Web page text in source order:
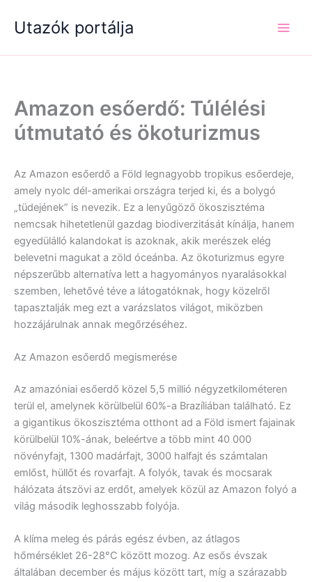
Utazók portálja
Amazon esőerdő: Túlélési
útmutató és ökoturizmus
Az Amazon esőerdő a Föld legnagyobb tropikus esőerdeje,
amely nyolc dél-amerikai országra terjed ki, és a bolygó
„tüdejének” is nevezik. Ez a lenyűgöző ökoszisztéma
nemcsak hihetetlenül gazdag biodiverzitását kínálja, hanem
egyedülálló kalandokat is azoknak, akik merészek elég
belevetni magukat a zöld óceánba. Az ökoturizmus egyre
népszerűbb alternatíva lett a hagyományos nyaralásokkal
szemben, lehetővé téve a látogatóknak, hogy közelről
tapasztalják meg ezt a varázslatos világot, miközben
hozzájárulnak annak megőrzéséhez.
Az Amazon esőerdő megismerése
Az amazóniai esőerdő közel 5,5 millió négyzetkilométeren
terül el, amelynek körülbelül 60%-a Brazíliában található. Ez
a gigantikus ökoszisztéma otthont ad a Föld ismert fajainak
körülbelül 10%-ának, beleértve a több mint 40 000
növényfajt, 1300 madárfajt, 3000 halfajt és számtalan
emlőst, hüllőt és rovarfajt. A folyók, tavak és mocsarak
hálózata átszövi az erdőt, amelyek közül az Amazon folyó a
világ második leghosszabb folyója.
A klíma meleg és párás egész évben, az átlagos
hőmérséklet 26-28°C között mozog. Az esős évszak
általában december és május között tart, míg a szárazabb